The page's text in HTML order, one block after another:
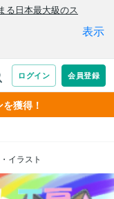
獲得！
イラスト